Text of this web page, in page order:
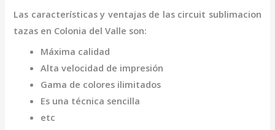
Las características y ventajas de las circuit sublimacion
tazas en Colonia del Valle son:
Máxima calidad
Alta velocidad de impresión
Gama de colores ilimitados
Es una técnica sencilla
etc